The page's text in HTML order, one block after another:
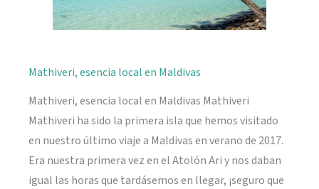
Mathiveri, esencia local en Maldivas
Mathiveri, esencia local en Maldivas Mathiveri
Mathiveri ha sido la primera isla que hemos visitado
en nuestro último viaje a Maldivas en verano de 2017.
Era nuestra primera vez en el Atolón Ari y nos daban
igual las horas que tardásemos en llegar, ¡seguro que